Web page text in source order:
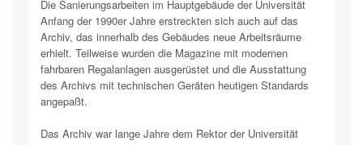
Die Sanierungsarbeiten im Hauptgebäude der Universität
Anfang der 1990er Jahre erstreckten sich auch auf das
Archiv, das innerhalb des Gebäudes neue Arbeitsräume
erhielt. Teilweise wurden die Magazine mit modernen
fahrbaren Regalanlagen ausgerüstet und die Ausstattung
des Archivs mit technischen Geräten heutigen Standards
angepaßt.
Das Archiv war lange Jahre dem Rektor der Universität